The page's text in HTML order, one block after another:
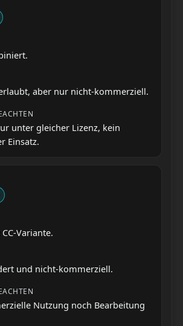
aber nur nicht-kommerziell.
unter gleicher Lizenz, kein
Einsatz.
Variante.
und nicht-kommerziell.
Nutzung noch Bearbeitung